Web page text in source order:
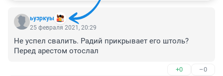
ьузркуы
25 февраля 2021, 20:29
Не успел свалить. Радий прикрывает его штоль?
Перед арестом отослал
+0 –0